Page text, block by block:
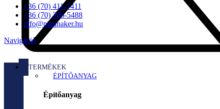
+36 (70) 411-7411
+36 (70) 366-5488
info@platinaker.hu
Navigáció
TERMÉKEK
ÉPÍTŐANYAG
Építőanyag